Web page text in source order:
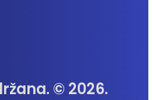
© 2026.